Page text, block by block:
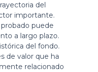
del
importante.
puede
a largo plazo.
del fondo.
de valor que ha
relacionado